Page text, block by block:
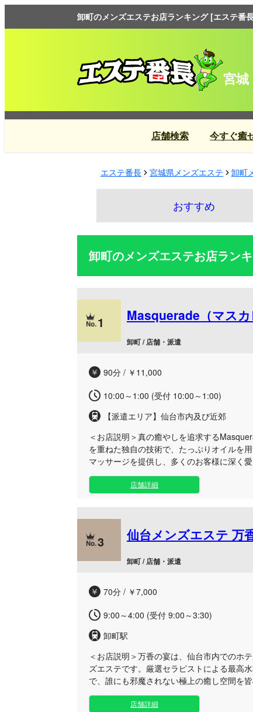
卸町のメンズエステお店ランキング [エステ番
宮城
店舗検索 今すぐ癒
エステ番長 宮城県メンズエステ 卸町
おすすめ
卸町のメンズエステお店ラン
1 Masquerade（マス
卸町 / 店舗・派遣
90分 / ￥11,000
10:00～1:00 (受付 10:00～1:00)
【派遣エリア】仙台市内及び近郊
＜お店説明＞真の癒やしを追求する
を重ねた独自の技術で、たっぷりオイルを
マッサージを提供し、多くのお客様に深く
町店では、日々の忙しさから離れて心身と
向けて、落ち着いたプライベート空間をご
のアプローチにより、体内に溜まった老廃
します。 お仕事帰りのリフレッシュや自分
時にいつでもお気軽にご利用いただけます
極上の施術をご体感ください。
店舗詳細
3 仙台メンズエステ 万
卸町 / 店舗・派遣
70分 / ￥7,000
9:00～4:00 (受付 9:00～3:30)
卸町駅
＜お店説明＞万香の宴は、仙台市内でのホ
ズエステです。厳選セラピストによる最高
で、誰にも邪魔されない極上の癒し空間を
ご出張でお越しのビジネスマンや、日々の
方へ、非日常のひとときをお届けいたしま
店舗詳細